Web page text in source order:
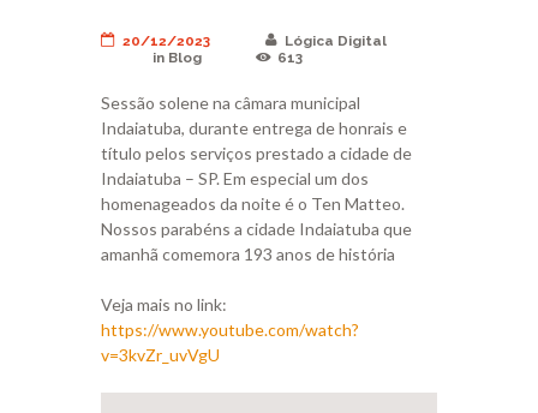
20/12/2023
Lógica Digital
in Blog 613
Sessão solene na câmara municipal
Indaiatuba, durante entrega de honrais e
título pelos serviços prestado a cidade de
Indaiatuba – SP. Em especial um dos
homenageados da noite é o Ten Matteo.
Nossos parabéns a cidade Indaiatuba que
amanhã comemora 193 anos de história
Veja mais no link:
https://www.youtube.com/watch?
v=3kvZr_uvVgU